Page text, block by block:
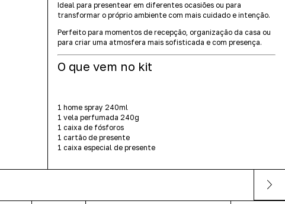
Ideal para presentear em diferentes ocasiões ou para
transformar o próprio ambiente com mais cuidado e intenção.
Perfeito para momentos de recepção, organização da casa ou
para criar uma atmosfera mais sofisticada e com presença.
O que vem no kit
1 home spray 240ml
1 vela perfumada 240g
1 caixa de fósforos
1 cartão de presente
1 caixa especial de presente